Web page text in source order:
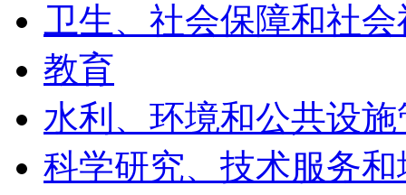
卫生、社会保障和社
教育
水利、环境和公共设
科学研究、技术服务